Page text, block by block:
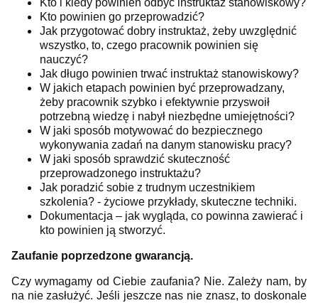
Kto i kiedy powinien odbyć instruktaż stanowiskowy?
Kto powinien go przeprowadzić?
Jak przygotować dobry instruktaż, żeby uwzględnić
wszystko, to, czego pracownik powinien się
nauczyć?
Jak długo powinien trwać instruktaż stanowiskowy?
W jakich etapach powinien być przeprowadzany,
żeby pracownik szybko i efektywnie przyswoił
potrzebną wiedzę i nabył niezbędne umiejętności?
W jaki sposób motywować do bezpiecznego
wykonywania zadań na danym stanowisku pracy?
W jaki sposób sprawdzić skuteczność
przeprowadzonego instruktażu?
Jak poradzić sobie z trudnym uczestnikiem
szkolenia? - życiowe przykłady, skuteczne techniki.
Dokumentacja – jak wygląda, co powinna zawierać i
kto powinien ją stworzyć.
Zaufanie poprzedzone gwarancją.
Czy wymagamy od Ciebie zaufania? Nie. Zależy nam, by
na nie zasłużyć. Jeśli jeszcze nas nie znasz, to doskonale